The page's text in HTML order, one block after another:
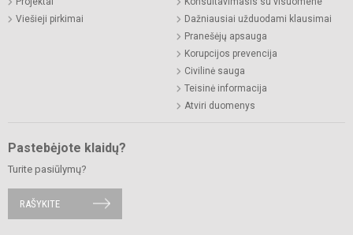
Viešieji pirkimai
Dažniausiai užduodami klausimai
Pranešėjų apsauga
Korupcijos prevencija
Civilinė sauga
Teisinė informacija
Atviri duomenys
Pastebėjote klaidų?
Turite pasiūlymų?
RAŠYKITE